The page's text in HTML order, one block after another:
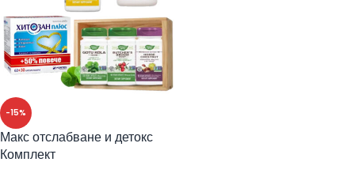
-15%
Макс отслабване и детокс
Комплект